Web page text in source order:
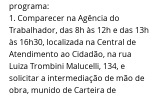
programa:
1. Comparecer na Agência do
Trabalhador, das 8h às 12h e das 13h
às 16h30, localizada na Central de
Atendimento ao Cidadão, na rua
Luiza Trombini Malucelli, 134, e
solicitar a intermediação de mão de
obra, munido de Carteira de